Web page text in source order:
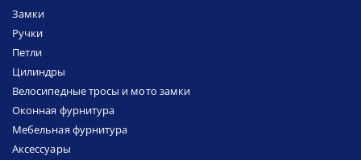
Замки
Ручки
Петли
Цилиндры
Велосипедные тросы и мото замки
Оконная фурнитура
Мебельная фурнитура
Аксессуары